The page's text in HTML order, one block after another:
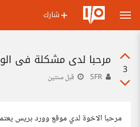
شارك
3
مرحبا لدي مشكلة في
قبل سنتين
مرحبا الاخوة لدي موقع وورد بريس